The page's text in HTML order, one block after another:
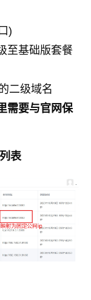
)
至基础版套餐
二级域名
需要与官网保
表